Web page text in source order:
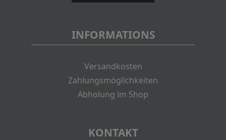
INFORMATIONS
Versandkosten
Zahlungsmöglichkeiten
Abholung im Shop
KONTAKT